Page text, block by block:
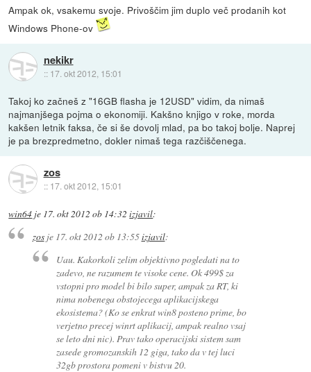
Ampak ok, vsakemu svoje. Privoščim jim duplo več prodanih kot
Windows Phone-ov
nekikr
:: 17. okt 2012, 15:01
Takoj ko začneš z "16GB flasha je 12USD" vidim, da nimaš
najmanjšega pojma o ekonomiji. Kakšno knjigo v roke, morda
kakšen letnik faksa, če si še dovolj mlad, pa bo takoj bolje. Naprej
je pa brezpredmetno, dokler nimaš tega razčiščenega.
zos
:: 17. okt 2012, 15:01
win64 je 17. okt 2012 ob 14:32 izjavil:
zosje 17. okt 2012 ob 13:55izjavil:
Uau. Kakorkoli zelim objektivno pogledati na to
zadevo, ne razumem te visoke cene. Ok 499$ za
vstopni pro model bi bilo super, ampak za RT, ki
nima nobenega obstojecega aplikacijskega
ekosistema? (Ko se enkrat win8 posteno prime, bo
verjetno precej winrt aplikacij, ampak realno vsaj
se leto dni nic). Prav tako operacijski sistem sam
zasede gromozanskih 12 giga, tako da v tej luci
32gb prostora pomeni v bistvu 20.